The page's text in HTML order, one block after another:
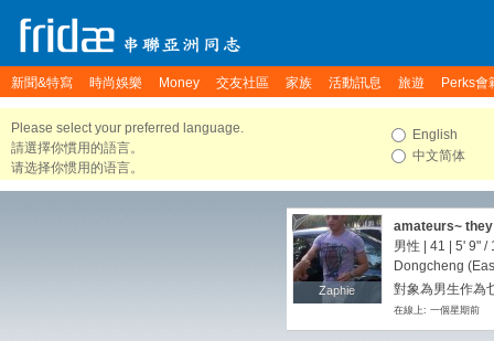
新聞&特寫 時尚娛樂 Money 交友社區 家族 活動訊息 旅遊 Perks會
Please select your preferred language.
請選擇你慣用的語言。
请选择你惯用的语言。
English
中文简体
Zaphie
Zaphie
amateurs~
男性 | 41 | 5' 9" /
Dongcheng
對象為男生作為
在線上: 一個星期前